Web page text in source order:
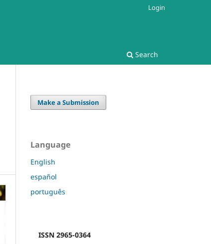
Search
Login
Make a Submission
Language
English
español
português
ISSN 2965-0364